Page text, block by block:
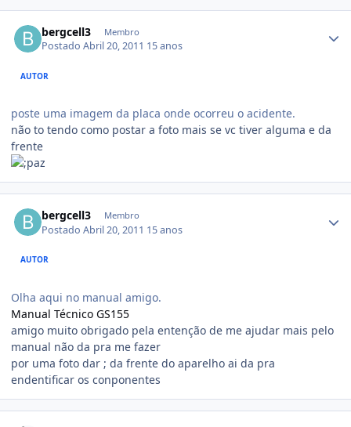
bergcell3 Membro
PostadoAbril 20, 2011 15 anos
AUTOR
poste uma imagem da placa onde ocorreu o acidente.
não to tendo como postar a foto mais se vc tiver alguma e da
frente
bergcell3 Membro
PostadoAbril 20, 2011 15 anos
AUTOR
Olha aqui no manual amigo.
Manual Técnico GS155
amigo muito obrigado pela entenção de me ajudar mais pelo
manual não da pra me fazer
por uma foto dar ; da frente do aparelho ai da pra
endentificar os conponentes